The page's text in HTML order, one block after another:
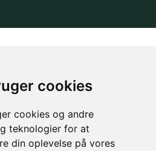
cookies
cookies og andre
teknologier for at
din oplevelse på vores